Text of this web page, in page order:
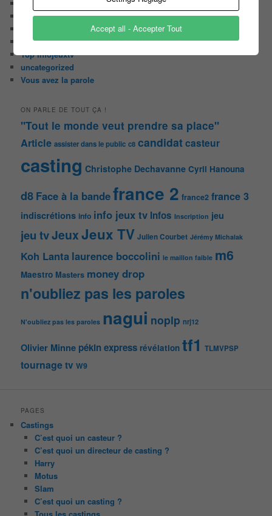
Public aux enregistrements
Sondages
Top Infojeuxtv
uncategorized
Vous avez la parole
ON PARLE DE TOUT ÇA !
"Tout le monde veut prendre sa place"
Article assister dans le public c8 candidatcasteur
casting Christophe Dechavanne Cyril Hanouna
d8 Face à la bandefrance 2 france2 france 3
indiscrétions info info jeux tv Infos Inscription jeu
jeu tvJeuxJeux TV Julien Courbet Jérémy Michalak
Koh Lanta laurence boccolini le maillon faible m6
Maestro Masters money drop
n'oubliez pas les paroles
N'oubliez pas les paroles nagui noplp nrj12
Olivier Minne pékin express révélation tf1 TLMVPSP
tournagetv W9
PAGES
Castings
C’est quoi un casteur ?
C’est quoi un directeur de casting ?
Harry
Motus
Slam
C’est quoi un casting ?
Accept all - Accepter Tout